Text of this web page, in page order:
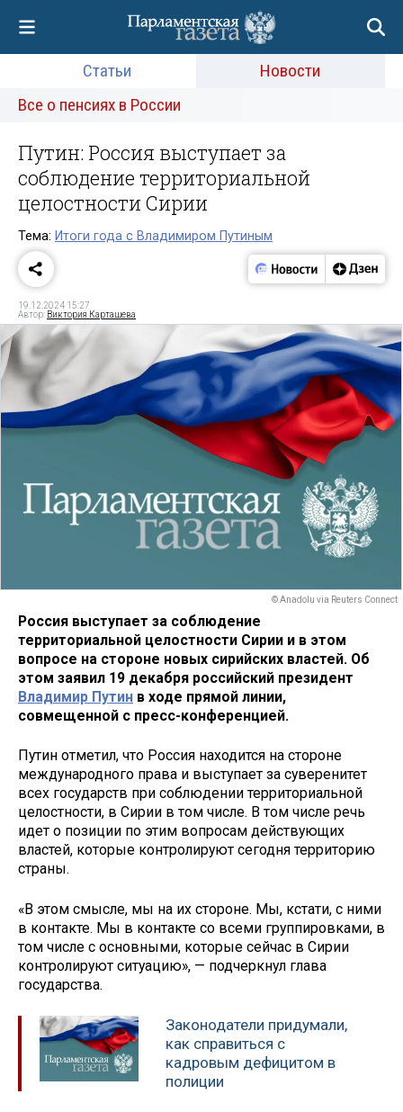
Статьи
Новости
Все о пенсиях в России
Путин: Россия выступает за
соблюдение территориальной
целостности Сирии
Тема: Итоги года с Владимиром Путиным
19.12.2024 15:27
Автор: Виктория Карташева
© Anadolu via Reuters Connect
Россия выступает за соблюдение
территориальной целостности Сирии и в этом
вопросе на стороне новых сирийских властей. Об
этом заявил 19 декабря российский президент
Владимир Путин в ходе прямой линии,
совмещенной с пресс-конференцией.
Путин отметил, что Россия находится на стороне
международного права и выступает за суверенитет
всех государств при соблюдении территориальной
целостности, в Сирии в том числе. В том числе речь
идет о позиции по этим вопросам действующих
властей, которые контролируют сегодня территорию
страны.
«В этом смысле, мы на их стороне. Мы, кстати, с ними
в контакте. Мы в контакте со всеми группировками, в
том числе с основными, которые сейчас в Сирии
контролируют ситуацию», — подчеркнул глава
государства.
Законодатели придумали,
как справиться с
кадровым дефицитом в
полиции